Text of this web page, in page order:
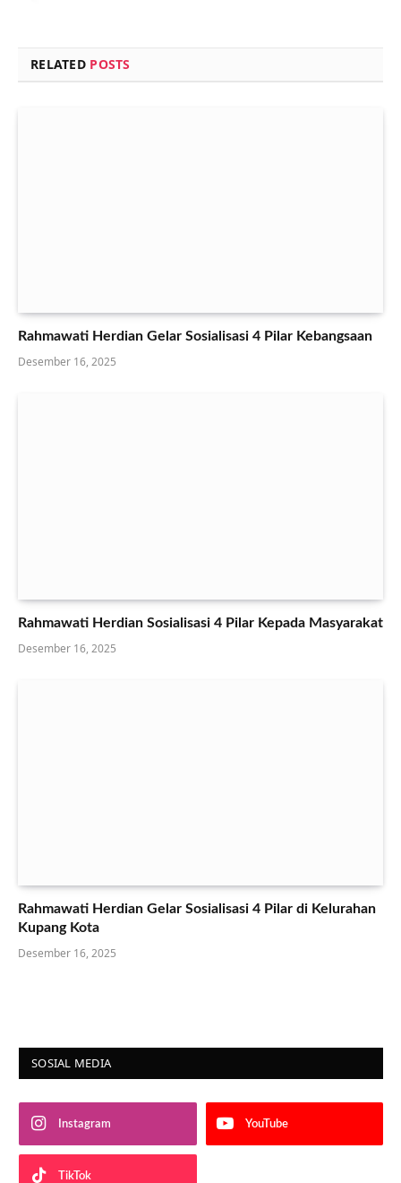
RELATED POSTS
Rahmawati Herdian Gelar Sosialisasi 4 Pilar Kebangsaan
Desember 16, 2025
Rahmawati Herdian Sosialisasi 4 Pilar Kepada Masyarakat
Desember 16, 2025
Rahmawati Herdian Gelar Sosialisasi 4 Pilar di Kelurahan
Kupang Kota
Desember 16, 2025
SOSIAL MEDIA
Instagram YouTube
TikTok